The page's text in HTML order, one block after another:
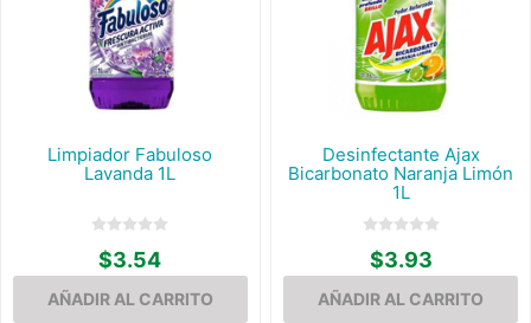
Limpiador Fabuloso
Lavanda 1L
$3.54
Desinfectante Ajax
Bicarbonato Naranja Limón
1L
$3.93